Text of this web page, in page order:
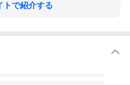
ます。蒸れも感じなくなりま
トで紹介する